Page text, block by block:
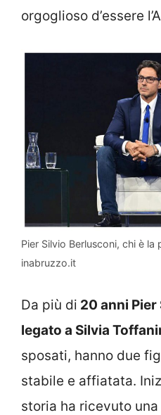
orgoglioso d’essere
Pier Silvio Berlusconi, chi è
inabruzzo.it
Da più di 20 anni
legato a Silvia
sposati, hanno due
stabile e affiatata.
storia ha ricevuto